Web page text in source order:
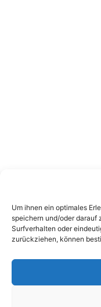
Um ihnen ein optimales
speichern und/oder darauf
Surfverhalten oder
zurückziehen, können